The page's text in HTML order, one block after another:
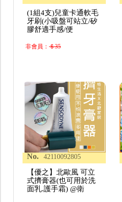
(1組4支)兒童卡通軟毛
牙刷(小吸盤可站立/矽
膠舒適手感/便
非會員：＄35
No. 42110092805
【優之】北歐風 可立
式擠膏器(也可用於洗
面乳.護手霜) @衛